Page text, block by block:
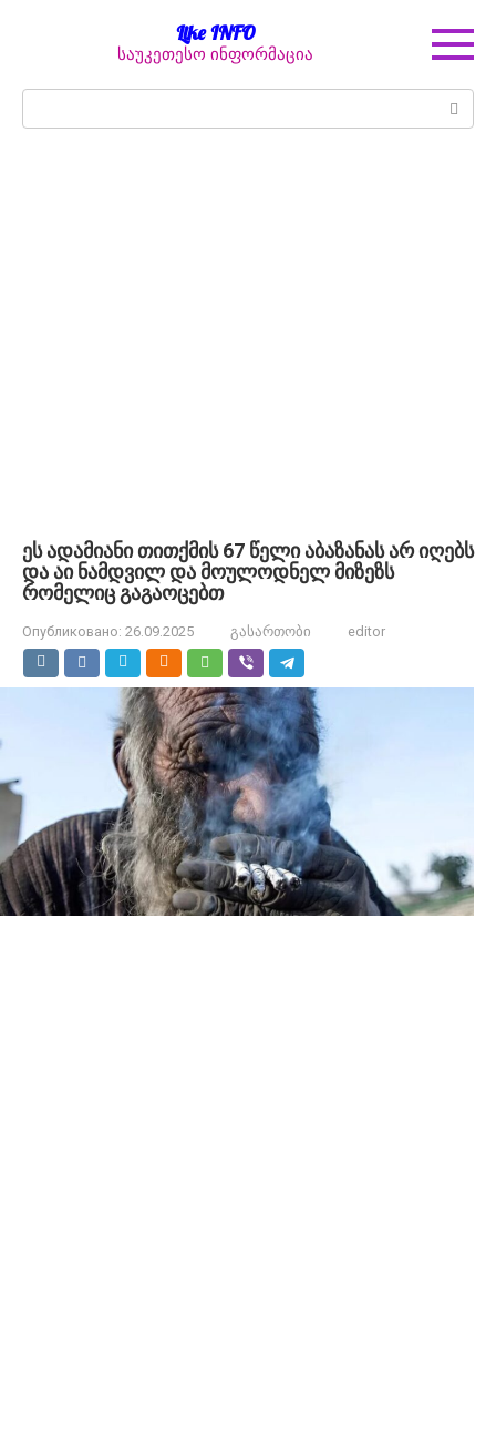
Like INFO
საუკეთესო ინფორმაცია
ეს ადამიანი თითქმის 67 წელი აბაზანას არ იღებს
და აი ნამდვილ და მოულოდნელ მიზეზს
რომელიც გაგაოცებთ
Опубликовано: 26.09.2025 გასართობი editor